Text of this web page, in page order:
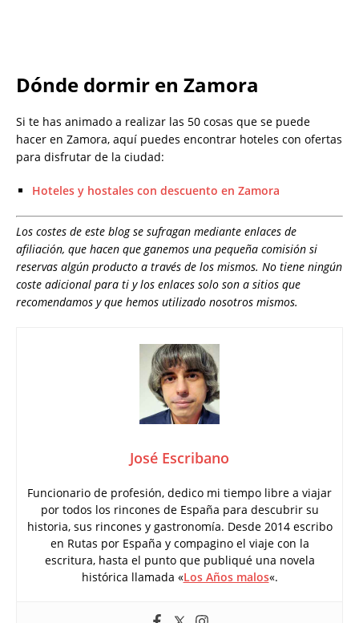
Dónde dormir en Zamora
Si te has animado a realizar las 50 cosas que se puede
hacer en Zamora, aquí puedes encontrar hoteles con ofertas
para disfrutar de la ciudad:
Hoteles y hostales con descuento en Zamora
Los costes de este blog se sufragan mediante enlaces de
afiliación, que hacen que ganemos una pequeña comisión si
reservas algún producto a través de los mismos. No tiene ningún
coste adicional para ti y los enlaces solo son a sitios que
recomendamos y que hemos utilizado nosotros mismos.
José Escribano
Funcionario de profesión, dedico mi tiempo libre a viajar
por todos los rincones de España para descubrir su
historia, sus rincones y gastronomía. Desde 2014 escribo
en Rutas por España y compagino el viaje con la
escritura, hasta el punto que publiqué una novela
histórica llamada «Los Años malos«.